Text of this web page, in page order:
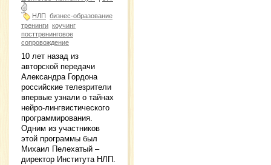
НЛП
бизнес-образование
тренинги коучинг
посттренинговое
сопровождение
10 лет назад из
авторской передачи
Александра Гордона
российские телезрители
впервые узнали о тайнах
нейро-лингвистического
программирования.
Одним из участников
этой программы был
Михаил Пелехатый –
директор Института НЛП.